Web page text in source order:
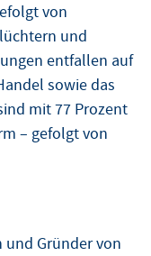
von
und
entfallen auf
sowie das
mit 77 Prozent
– gefolgt von
und Gründer von